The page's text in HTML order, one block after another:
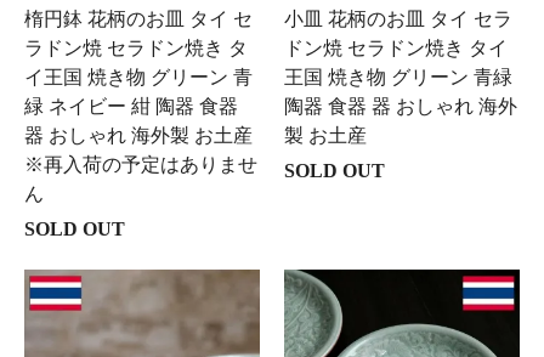
楕円鉢 花柄のお皿 タイ セ
ラドン焼 セラドン焼き タ
イ王国 焼き物 グリーン 青
緑 ネイビー 紺 陶器 食器
器 おしゃれ 海外製 お土産
※再入荷の予定はありませ
ん
SOLD OUT
小皿 花柄のお皿 タイ セラ
ドン焼 セラドン焼き タイ
王国 焼き物 グリーン 青緑
陶器 食器 器 おしゃれ 海外
製 お土産
SOLD OUT